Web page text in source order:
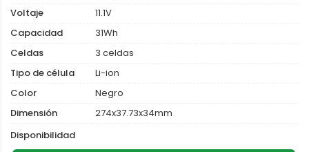
Voltaje
11.1V
Capacidad
31Wh
Celdas
3 celdas
Tipo de célula
Li-ion
Color
Negro
Dimensión
274x37.73x34mm
Disponibilidad